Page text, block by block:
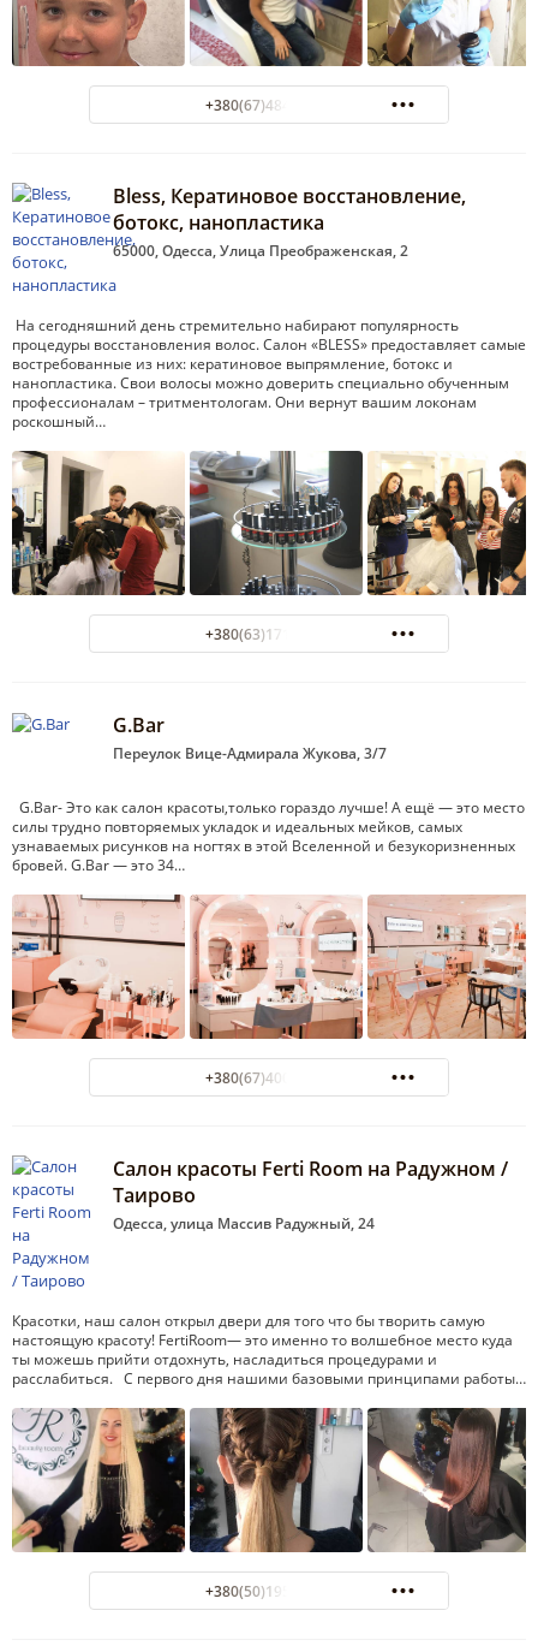
+380(67)484-47-00
Bless, Кератиновое восстановление,
ботокс, нанопластика
65000, Одесса, Улица Преображенская, 2
На сегодняшний день стремительно набирают популярность
процедуры восстановления волос. Салон «BLESS» предоставляет самые
востребованные из них: кератиновое выпрямление, ботокс и
нанопластика. Свои волосы можно доверить специально обученным
профессионалам – тритментологам. Они вернут вашим локонам
роскошный…
+380(63)171-13-13
G.Bar
Переулок Вице-Адмирала Жукова, 3/7
G.Bar- Это как салон красоты,только гораздо лучше! А ещё — это место
силы трудно повторяемых укладок и идеальных мейков, самых
узнаваемых рисунков на ногтях в этой Вселенной и безукоризненных
бровей. G.Bar — это 34…
+380(67)400-81-11
Салон красоты Ferti Room на Радужном /
Таирово
Одесса, улица Массив Радужный, 24
Красотки, наш салон открыл двери для того что бы творить самую
настоящую красоту! FertiRoom— это именно то волшебное место куда
ты можешь прийти отдохнуть, насладиться процедурами и
расслабиться. С первого дня нашими базовыми принципами работы…
+380(50)195-98-92